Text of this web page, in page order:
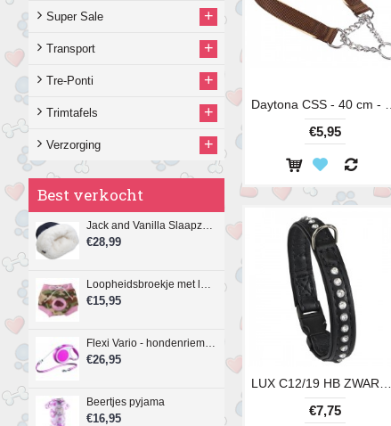
Super Sale +
Transport +
Tre-Ponti +
Trimtafels +
Verzorging +
Best verkocht
Jack and Vanilla Slaapzak, 4-in-1 Play & Sleep, 40 x 50 cm.
€28,99
Loopheidsbroekje met legerprint en roze bies
€15,95
Flexi Vario - hondenriem - koord - M - 8 meter - roze
€26,95
Beertjes pyjama
€16,95
€5,95
€7,75